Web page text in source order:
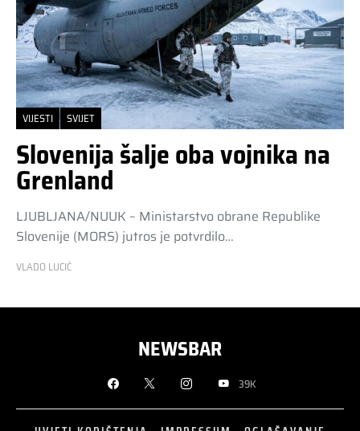
VIJESTI SVIJET
Slovenija šalje oba vojnika na
Grenland
LJUBLJANA/NUUK – Ministarstvo obrane Republike
Slovenije (MORS) jutros je potvrdilo…
VLADO LUCIĆ
NEWSBAR
39K